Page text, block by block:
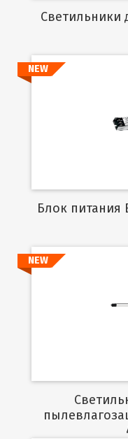
NEW
Блок питания BSPS 24V 4,16A=100W SLIM
NEW
Светильник светодиодный